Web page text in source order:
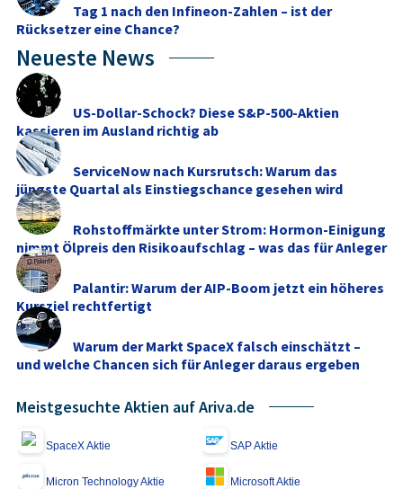
Tag 1 nach den Infineon-Zahlen – ist der
Rücksetzer eine Chance?
Neueste News
US-Dollar-Schock? Diese S&P-500-Aktien
kassieren im Ausland richtig ab
ServiceNow nach Kursrutsch: Warum das
jüngste Quartal als Einstiegschance gesehen wird
Rohstoffmärkte unter Strom: Hormon-Einigung
nimmt Ölpreis den Risikoaufschlag – was das für Anleger
...
Palantir: Warum der AIP-Boom jetzt ein höheres
Kursziel rechtfertigt
Warum der Markt SpaceX falsch einschätzt –
und welche Chancen sich für Anleger daraus ergeben
Meistgesuchte Aktien auf Ariva.de
SpaceX Aktie SAP Aktie
Micron Technology Aktie Microsoft Aktie